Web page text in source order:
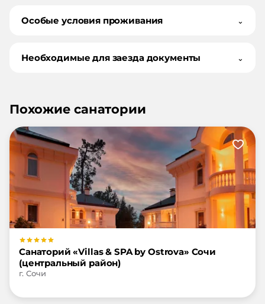
Особые условия проживания ⌄
Необходимые для заезда документы ⌄
Похожие санатории
Санаторий «Villas & SPA by Ostrova» Сочи
(центральный район)
г. Сочи